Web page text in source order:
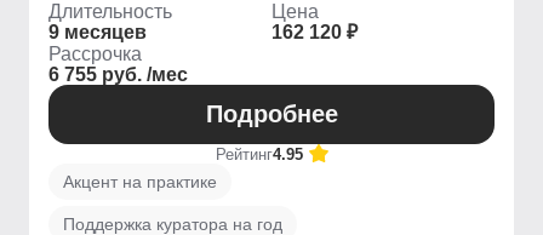
Длительность
9 месяцев
Цена
162 120 ₽
Рассрочка
6 755 руб. /мес
Подробнее
Рейтинг4.95
Акцент на практике
Поддержка куратора на год